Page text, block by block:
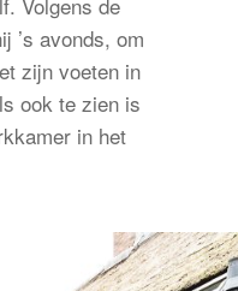
’s avonds, om
zijn voeten in
ook te zien is
in het